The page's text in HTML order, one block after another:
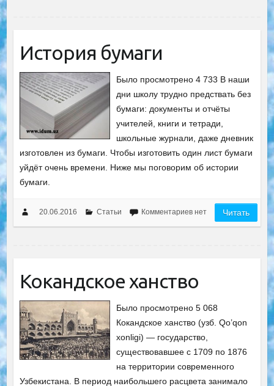
История бумаги
Было просмотрено 4 733 В наши
дни школу трудно предствать без
бумаги: документы и отчёты
учителей, книги и тетради,
школьные журнали, даже дневник
изготовлен из бумаги. Чтобы изготовить один лист бумаги
уйдёт очень времени. Ниже мы поговорим об истории
бумаги.
20.06.2016 Статьи Комментариев нет Читать
Кокандское ханство
Было просмотрено 5 068
Кокандское ханство (узб. Qo’qon
xonligi) — государство,
существовавшее с 1709 по 1876
на территории современного
Узбекистана. В период наибольшего расцвета занимало